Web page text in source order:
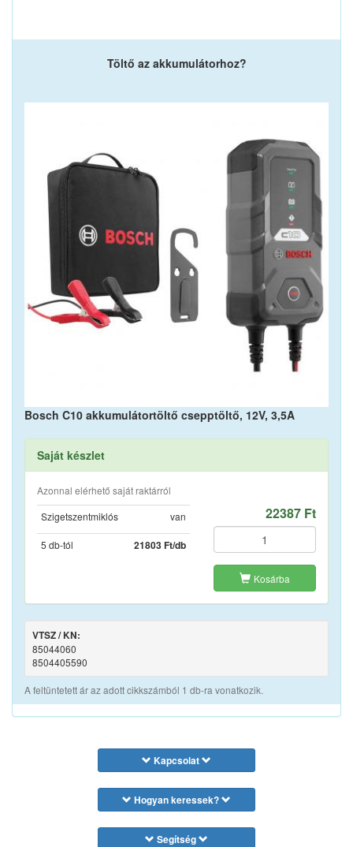
Töltő az akkumulátorhoz?
Bosch C10 akkumulátortöltő csepptöltő, 12V, 3,5A
Saját készlet
Azonnal elérhető saját raktárról
Szigetszentmiklós
van
5 db-tól 21803 Ft/db
22387 Ft
Kosárba
VTSZ / KN:
85044060
8504405590
A feltüntetett ár az adott cikkszámból 1 db-ra vonatkozik.
Kapcsolat
Hogyan keressek?
Segítség